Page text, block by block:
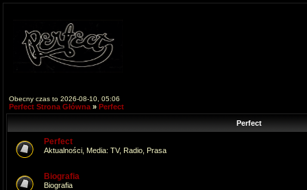
Obecny czas to 2026-08-10, 05:06
Perfect Strona Główna » Perfect
Perfect
Perfect
Aktualności, Media: TV, Radio, Prasa
Biografia
Biografia